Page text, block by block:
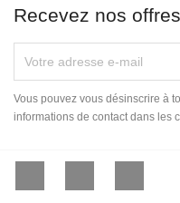
Recevez nos
Vous pouvez vous désinscrire à
informations de contact dans les